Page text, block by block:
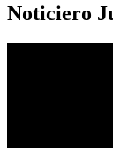
Noticiero